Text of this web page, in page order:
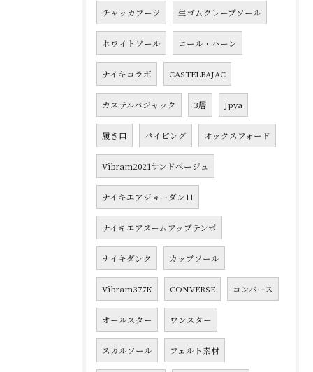
チャッカブーツ 生ゴムクレープソール
ホワイトソール コール・ハーン
ナイキコラボ CASTELBAJAC
カステルバジャック 3層 Jpya
履き口 パイピング オックスフォード
Vibram2021サンドベージュ
ナイキエアジョーダン11
ナイキエアズームアップテンポ
ナイキダンク カップソール
Vibram377K CONVERSE コンバース
オールスター ワンスター
スカルソール フェルト素材